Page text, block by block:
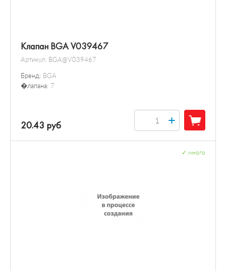
Клапан BGA V039467
Артикул: BGA@V039467
Бренд: BGA
�лапана: 7
20.43 руб +
много